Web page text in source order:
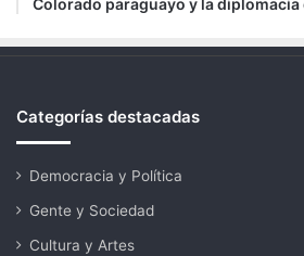
Colorado paraguayo y la
Categorías destacadas
Democracia y Política
Gente y Sociedad
Cultura y Artes